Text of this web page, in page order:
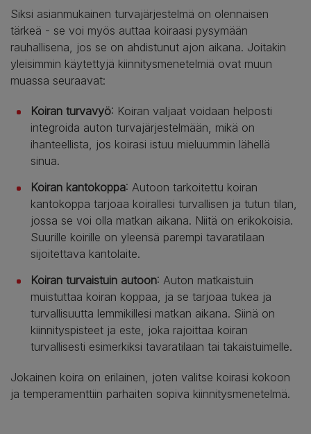
Siksi asianmukainen turvajärjestelmä on olennaisen
tärkeä - se voi myös auttaa koiraasi pysymään
rauhallisena, jos se on ahdistunut ajon aikana. Joitakin
yleisimmin käytettyjä kiinnitysmenetelmiä ovat muun
muassa seuraavat:
Koiran turvavyö: Koiran valjaat voidaan helposti
integroida auton turvajärjestelmään, mikä on
ihanteellista, jos koirasi istuu mieluummin lähellä
sinua.
Koiran kantokoppa: Autoon tarkoitettu koiran
kantokoppa tarjoaa koirallesi turvallisen ja tutun tilan,
jossa se voi olla matkan aikana. Niitä on erikokoisia.
Suurille koirille on yleensä parempi tavaratilaan
sijoitettava kantolaite.
Koiran turvaistuin autoon: Auton matkaistuin
muistuttaa koiran koppaa, ja se tarjoaa tukea ja
turvallisuutta lemmikillesi matkan aikana. Siinä on
kiinnityspisteet ja este, joka rajoittaa koiran
turvallisesti esimerkiksi tavaratilaan tai takaistuimelle.
Jokainen koira on erilainen, joten valitse koirasi kokoon
ja temperamenttiin parhaiten sopiva kiinnitysmenetelmä.